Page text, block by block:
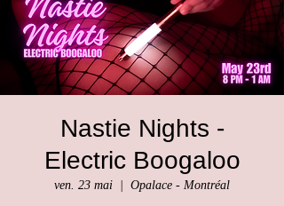
Nastie Nights -
Electric Boogaloo
ven. 23 mai Opalace - Montréal